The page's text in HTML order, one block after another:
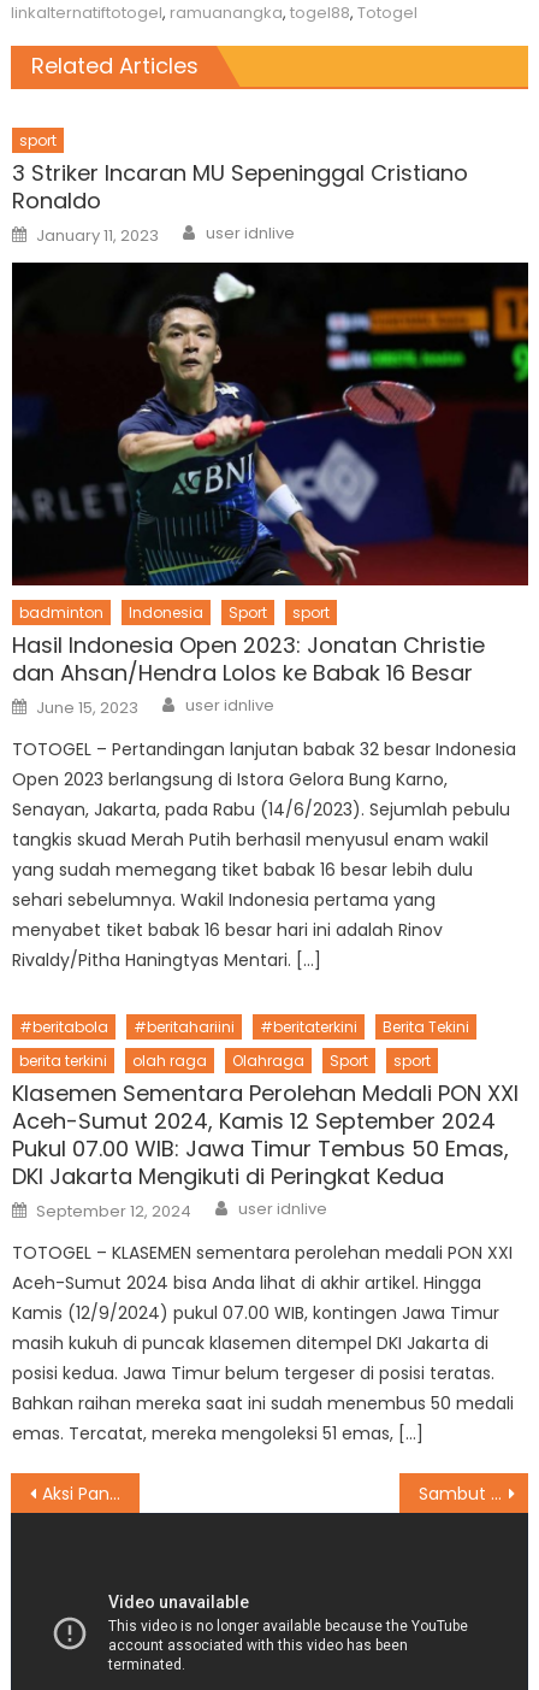
linkalternatiftotogel, ramuanangka, togel88, Totogel
Related Articles
sport
3 Striker Incaran MU Sepeninggal Cristiano
Ronaldo
Posted
on
January 11, 2023 Author
user idnlive
badminton Indonesia Sport sport
Hasil Indonesia Open 2023: Jonatan Christie
dan Ahsan/Hendra Lolos ke Babak 16 Besar
Posted
on
June 15, 2023 Author
user idnlive
TOTOGEL – Pertandingan lanjutan babak 32 besar Indonesia
Open 2023 berlangsung di Istora Gelora Bung Karno,
Senayan, Jakarta, pada Rabu (14/6/2023). Sejumlah pebulu
tangkis skuad Merah Putih berhasil menyusul enam wakil
yang sudah memegang tiket babak 16 besar lebih dulu
sehari sebelumnya. Wakil Indonesia pertama yang
menyabet tiket babak 16 besar hari ini adalah Rinov
Rivaldy/Pitha Haningtyas Mentari. […]
#beritabola #beritahariini #beritaterkini
Berita Tekini
berita terkini
olah raga Olahraga Sport sport
Klasemen Sementara Perolehan Medali PON XXI
Aceh-Sumut 2024, Kamis 12 September 2024
Pukul 07.00 WIB: Jawa Timur Tembus 50 Emas,
DKI Jakarta Mengikuti di Peringkat Kedua
Posted
on
September 12, 2024 Author
user idnlive
TOTOGEL – KLASEMEN sementara perolehan medali PON XXI
Aceh-Sumut 2024 bisa Anda lihat di akhir artikel. Hingga
Kamis (12/9/2024) pukul 07.00 WIB, kontingen Jawa Timur
masih kukuh di puncak klasemen ditempel DKI Jakarta di
posisi kedua. Jawa Timur belum tergeser di posisi teratas.
Bahkan raihan mereka saat ini sudah menembus 50 medali
emas. Tercatat, mereka mengoleksi 51 emas, […]
Post
Aksi Pandawara Group Bersih Pantai, NasDem: Bukti Masih Banyak Anak Muda Inginkan Perubahan Sambut Uji Coba LRT Jabodebek, Anak Usaha Adhi Karya Gelar Promo Hunian TOD